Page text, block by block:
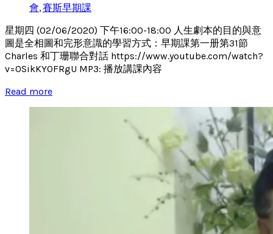
會,賽斯早期課
星期四 (02/06/2020) 下午16:00-18:00 人生劇本的目的與意
圖是全相圖和完形意識的學習方式：早期課第一册第31節
Charles 和丁珊聯合對話 https://www.youtube.com/watch?
v=0SikKY0FRgU MP3: 播放講課內容
Read more